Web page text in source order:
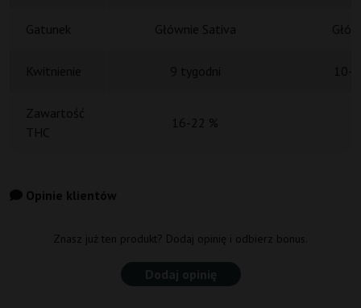
Gatunek Głównie Sativa
Zawartość
THC
16-22 %
Opinie klientów
Znasz już ten produkt? Dodaj opinię i odbierz bonus.
Dodaj opinię